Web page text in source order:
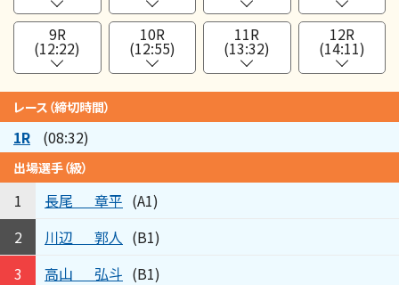
9R
(12:22)
10R
(12:55)
11R
(13:32)
12R
(14:11)
レース（締切時間）
1R (08:32)
出場選手（級）
1 長尾 章平 (A1)
2
川辺 郭人 (B1)
3
高山 弘斗 (B1)